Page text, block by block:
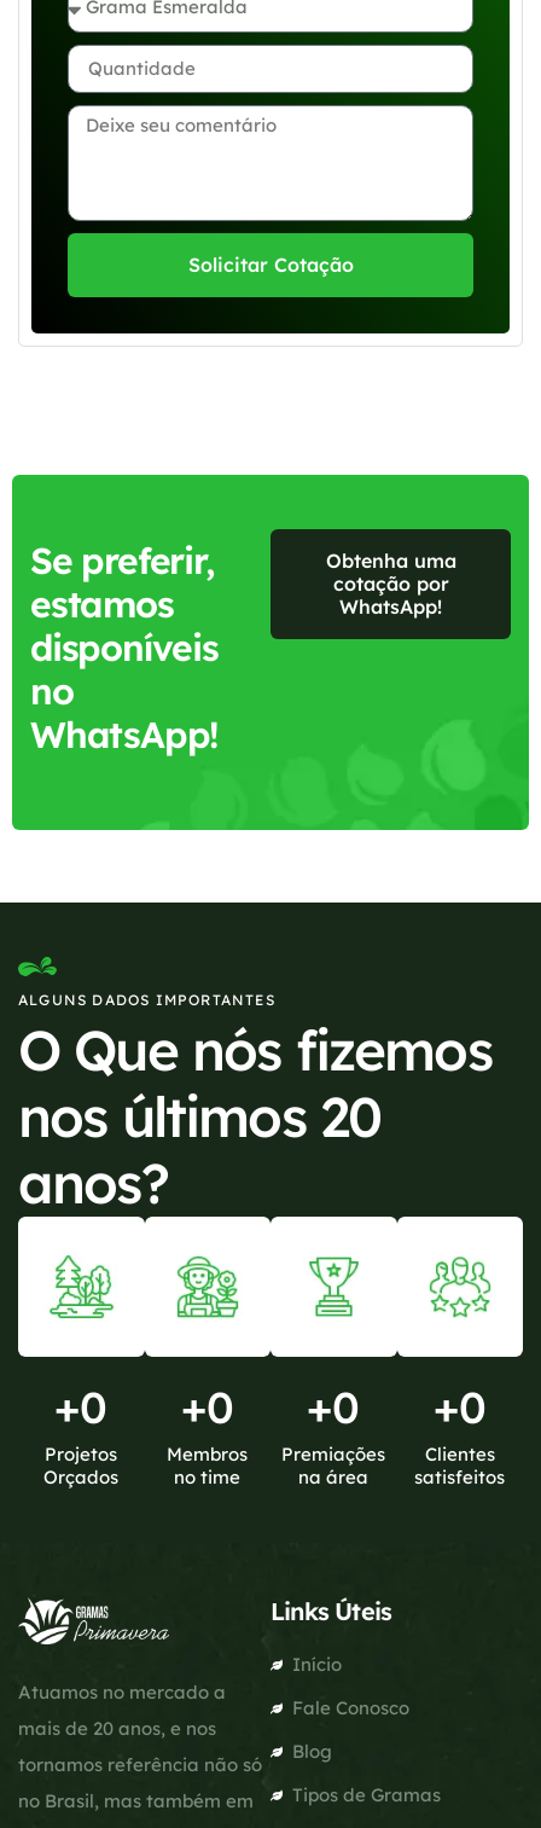
Solicitar Cotação
Se preferir,
estamos
disponíveis
no
WhatsApp!
Obtenha uma
cotação por
WhatsApp!
ALGUNS DADOS IMPORTANTES
O Que nós fizemos
nos últimos 20
anos?
+0
Projetos
Orçados
+0
Membros
no time
+0
Premiações
na área
+0
Clientes
satisfeitos
Atuamos no mercado a
mais de 20 anos, e nos
tornamos referência não só
no Brasil, mas também em
Links Úteis
Início
Fale Conosco
Blog
Tipos de Gramas